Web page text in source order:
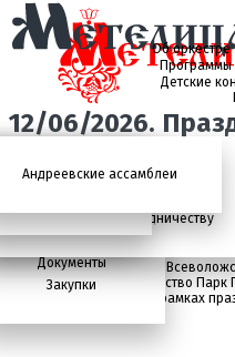
Об оркестре
История
Документы
Закупки
Анонсы
Фото
Программы
Школьный абонемент
Приглашаем к сотрудничеству
Детские
2026 год
Андреевские ассамблеи
12/06/2026.
Оркестра
празднования
Ленинградская область,
Общественное пространство
Оркестра "Метелица" в рамках